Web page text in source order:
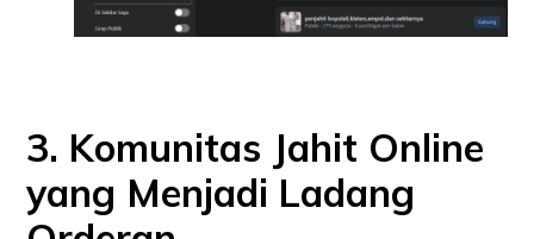
3. Komunitas Jahit Online
yang Menjadi Ladang